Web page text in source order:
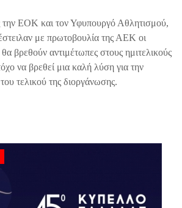
την ΕΟΚ και τον Υφυπουργό Αθλητισμού,
με πρωτοβουλία της ΑΕΚ οι
βρεθούν αντιμέτωπες στους ημιτελικούς
να βρεθεί μια καλή λύση για την
τελικού της διοργάνωσης.